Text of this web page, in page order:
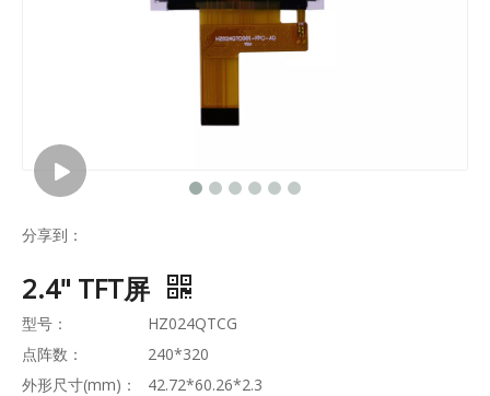
分享到：
2.4" TFT屏
型号：
HZ024QTCG
点阵数：
240*320
外形尺寸(mm)：
42.72*60.26*2.3